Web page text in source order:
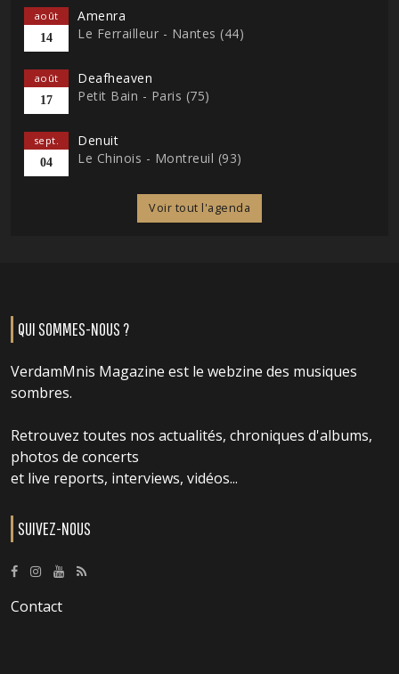
août
14
Amenra
Le Ferrailleur - Nantes (44)
août
17
Deafheaven
Petit Bain - Paris (75)
sept.
04
Denuit
Le Chinois - Montreuil (93)
Voir tout l'agenda
QUI SOMMES-NOUS ?
VerdamMnis Magazine est le webzine des musiques
sombres.
Retrouvez toutes nos actualités, chroniques d'albums,
photos de concerts
et live reports, interviews, vidéos...
SUIVEZ-NOUS
Contact